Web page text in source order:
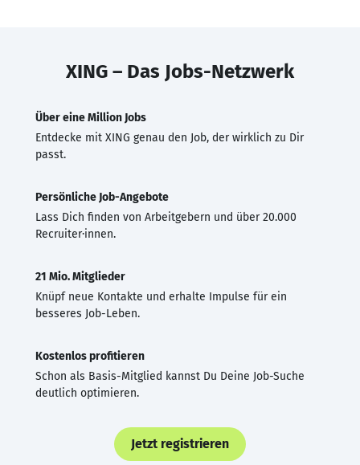
XING – Das Jobs-Netzwerk
Über eine Million Jobs
Entdecke mit XING genau den Job, der wirklich zu Dir
passt.
Persönliche Job-Angebote
Lass Dich finden von Arbeitgebern und über 20.000
Recruiter·innen.
21 Mio. Mitglieder
Knüpf neue Kontakte und erhalte Impulse für ein
besseres Job-Leben.
Kostenlos profitieren
Schon als Basis-Mitglied kannst Du Deine Job-Suche
deutlich optimieren.
Jetzt registrieren